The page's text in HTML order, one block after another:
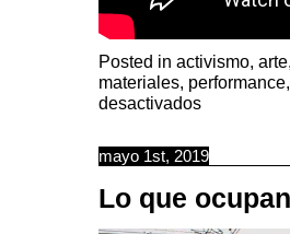
Posted in activismo, arte,
materiales, performance,
desactivadosPéndulos
mayo 1st, 2019
Lo que